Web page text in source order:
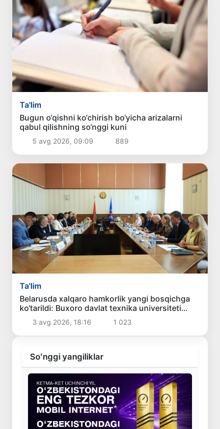
Ta'lim
Bugun o‘qishni ko‘chirish bo‘yicha arizalarni
qabul qilishning so‘nggi kuni
5 avg 2026, 09:09 889
Ta'lim
Belarusda xalqaro hamkorlik yangi bosqichga
ko‘tarildi: Buxoro davlat texnika universiteti
delegatsiyasining xizmat safari samarali
yakunlandi
3 avg 2026, 18:16 1 023
Soʻnggi yangiliklar